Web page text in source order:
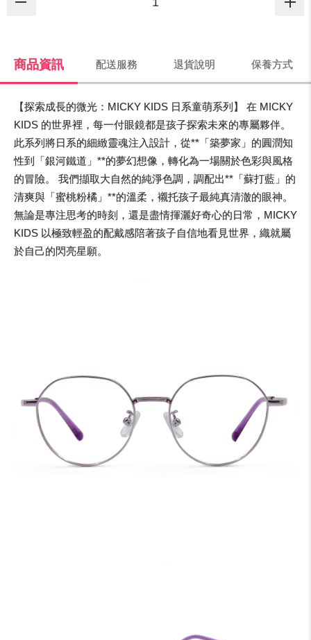
商品資訊 配送服務 退貨說明 保養方式
【探索成長的微光：MICKY KIDS 日系童萌系列】 在 MICKY
KIDS 的世界裡，每一付眼鏡都是孩子探索未來的專屬夥伴。
此系列將日系的細緻靈魂注入設計，從**「築夢家」的圓潤知
性到「銀河鐵道」**的夢幻想像，轉化為一場關於色彩與風格
的冒險。 我們擷取大自然的純淨色調，調配出**「蘇打藍」的
清爽與「蜜桃粉橘」**的溫柔，襯托孩子最純真清澈的眼神。
無論是專注思考的時刻，還是盡情揮灑好奇心的日常，MICKY
KIDS 以極致輕盈的配戴感陪著孩子自信地看見世界，織就屬
於自己的閃亮星願。